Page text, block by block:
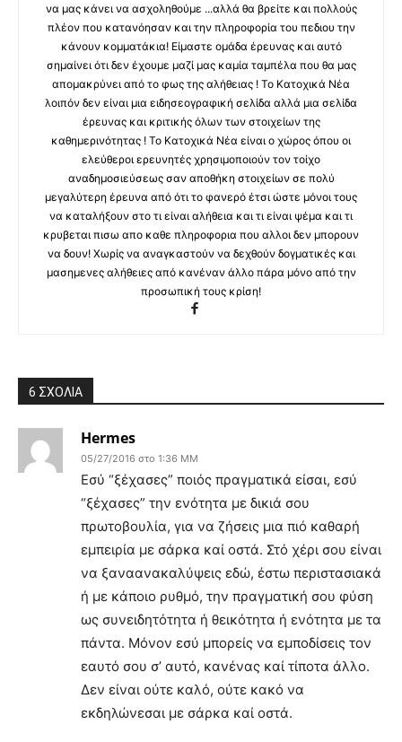
να μας κάνει να ασχοληθούμε ...αλλά θα βρείτε και πολλούς
πλέον που κατανόησαν και την πληροφορία του πεδιου την
κάνουν κομματάκια! Είμαστε ομάδα έρευνας και αυτό
σημαίνει ότι δεν έχουμε μαζί μας καμία ταμπέλα που θα μας
απομακρύνει από το φως της αλήθειας ! Το Κατοχικά Νέα
λοιπόν δεν είναι μια ειδησεογραφική σελίδα αλλά μια σελίδα
έρευνας και κριτικής όλων των στοιχείων της
καθημερινότητας ! Το Κατοχικά Νέα είναι ο χώρος όπου οι
ελεύθεροι ερευνητές χρησιμοποιούν τον τοίχο
αναδημοσιεύσεως σαν αποθήκη στοιχείων σε πολύ
μεγαλύτερη έρευνα από ότι το φανερό έτσι ώστε μόνοι τους
να καταλήξουν στο τι είναι αλήθεια και τι είναι ψέμα και τι
κρυβεται πισω απο καθε πληροφορια που αλλοι δεν μπορουν
να δουν! Χωρίς να αναγκαστούν να δεχθούν δογματικές και
μασημενες αλήθειες από κανέναν άλλο πάρα μόνο από την
προσωπική τους κρίση!
6 ΣΧΟΛΙΑ
Hermes
05/27/2016 στο 1:36 ΜΜ
Εσύ “ξέχασες” ποιός πραγματικά είσαι, εσύ
“ξέχασες” την ενότητα με δικιά σου
πρωτοβουλία, για να ζήσεις μια πιό καθαρή
εμπειρία με σάρκα καί οστά. Στό χέρι σου είναι
να ξαναανακαλύψεις εδώ, έστω περιστασιακά
ή με κάποιο ρυθμό, την πραγματική σου φύση
ως συνειδητότητα ή θεικότητα ή ενότητα με τα
πάντα. Μόνον εσύ μπορείς να εμποδίσεις τον
εαυτό σου σ’ αυτό, κανένας καί τίποτα άλλο.
Δεν είναι ούτε καλό, ούτε κακό να
εκδηλώνεσαι με σάρκα καί οστά.